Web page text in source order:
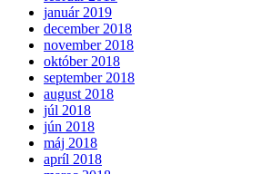
január 2019
december 2018
november 2018
október 2018
september 2018
august 2018
júl 2018
jún 2018
máj 2018
apríl 2018